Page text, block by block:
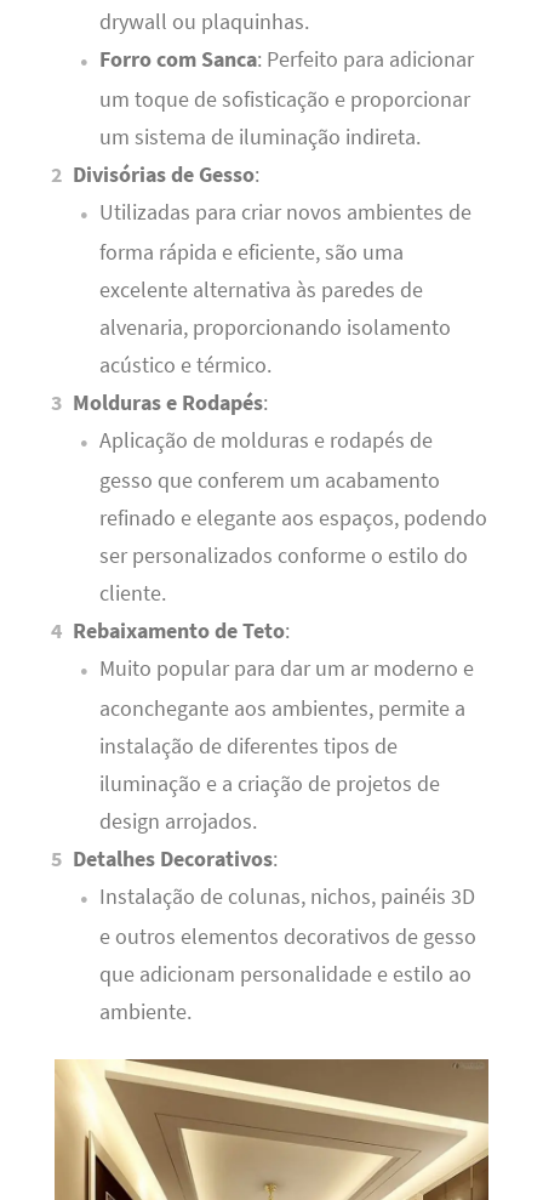
drywall ou plaquinhas.
Forro com Sanca: Perfeito para adicionar
um toque de sofisticação e proporcionar
um sistema de iluminação indireta.
Divisórias de Gesso:
Utilizadas para criar novos ambientes de
forma rápida e eficiente, são uma
excelente alternativa às paredes de
alvenaria, proporcionando isolamento
acústico e térmico.
Molduras e Rodapés:
Aplicação de molduras e rodapés de
gesso que conferem um acabamento
refinado e elegante aos espaços, podendo
ser personalizados conforme o estilo do
cliente.
Rebaixamento de Teto:
Muito popular para dar um ar moderno e
aconchegante aos ambientes, permite a
instalação de diferentes tipos de
iluminação e a criação de projetos de
design arrojados.
Detalhes Decorativos:
Instalação de colunas, nichos, painéis 3D
e outros elementos decorativos de gesso
que adicionam personalidade e estilo ao
ambiente.